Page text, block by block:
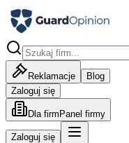
Reklamacje
Blog
Zaloguj się
Dla firm Panel firmy
Zaloguj się